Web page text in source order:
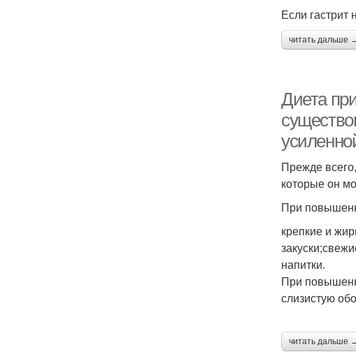
Если гастрит
читать дальше
Диета
Прежде
которые он
При
крепкие и
напитки.
При
слизистую
читать дальше